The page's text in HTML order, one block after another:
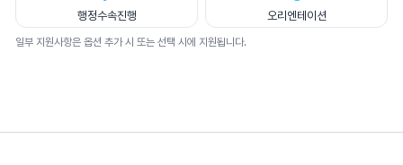
행정수속진행 오리엔테이션
일부 지원사항은 옵션 추가 시 또는 선택 시에 지원됩니다.